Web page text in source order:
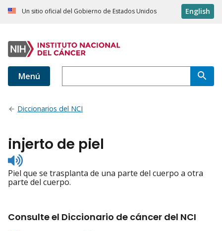
Un sitio oficial del Gobierno de Estados Unidos English
Menú
Diccionarios del NCI
injerto de piel
Listen
to
pronunciation
Piel que se trasplanta de una parte del cuerpo a otra
parte del cuerpo.
Consulte el Diccionario de cáncer del NCI